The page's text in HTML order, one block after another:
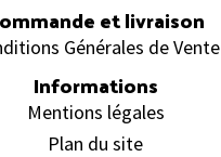
et livraison
Générales de Vente
Informations
Mentions légales
Plan du site